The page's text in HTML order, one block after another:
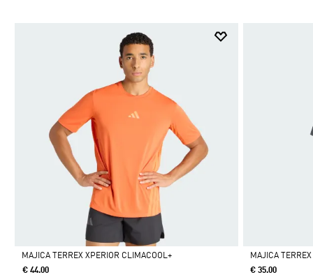
MAJICA TERREX XPERIOR CLIMACOOL+
€ 44.00
MAJICA
€ 35.00